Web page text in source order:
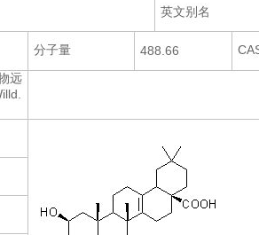
英文别名
分子量 488.66
远